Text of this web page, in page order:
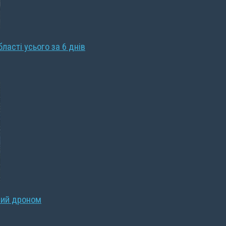
усього за 6 днів
дроном